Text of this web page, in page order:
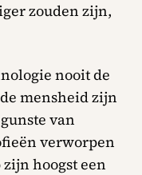
zouden zijn,
nooit de
mensheid zijn
van
verworpen
hoogst een